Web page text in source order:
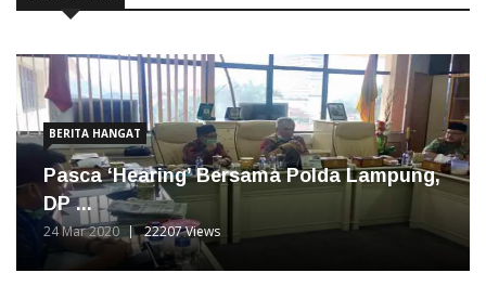
BERITA HANGAT
Pasca ‘Hearing’ Bersama Polda Lampung,
DP ...
24 Mar 2020 22207 Views